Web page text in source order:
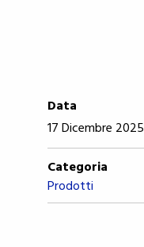
Data
17 Dicembre 2025
Categoria
Prodotti